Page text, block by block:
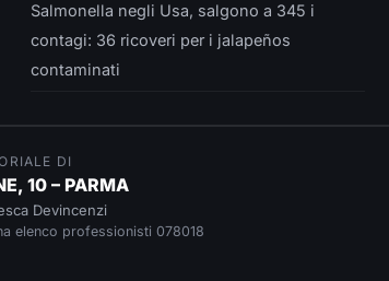
Salmonella negli Usa, salgono a 345 i
contagi: 36 ricoveri per i jalapeños
contaminati
DI
10 – PARMA
Devincenzi
elenco professionisti 078018
Banner